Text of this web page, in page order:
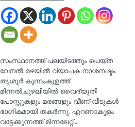
സംസ്ഥാനത്ത് പലയിടത്തും പെയ്ത
വേനൽ മഴയിൽ വ്യാപക നാശനഷ്ടം.
തൃശൂർ കുന്നംകുളത്ത്
മിന്നൽചുഴലിയിൽ വൈദ്യുതി
പോസ്റ്റുകളും മരങ്ങളും വീണ് വീടുകൾ
ഭാഗികമായി തകർന്നു. എറണാകുളം
വട്ടേക്കുന്നത്ത് മിന്നലേറ്റ്…